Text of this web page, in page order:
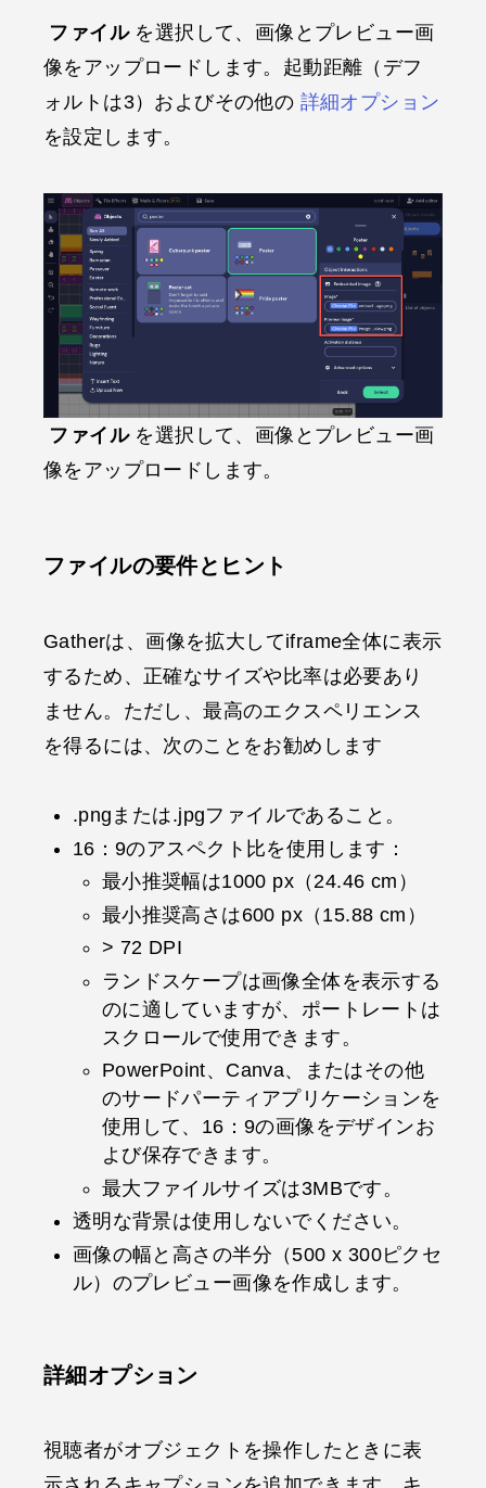
ファイルを選択して、画像とプレビュー画
像をアップロードします。起動距離（デフ
ォルトは3）およびその他の 詳細オプション
を設定します。
ファイルを選択して、画像とプレビュー画
像をアップロードします。
ファイルの要件とヒント
Gatherは、画像を拡大してiframe全体に表示
するため、正確なサイズや比率は必要あり
ません。ただし、最高のエクスペリエンス
を得るには、次のことをお勧めします
.pngまたは.jpgファイルであること。
16：9のアスペクト比を使用します：
最小推奨幅は1000 px（24.46 cm）
最小推奨高さは600 px（15.88 cm）
> 72 DPI
ランドスケープは画像全体を表示する
のに適していますが、ポートレートは
スクロールで使用できます。
PowerPoint、Canva、またはその他
のサードパーティアプリケーションを
使用して、16：9の画像をデザインお
よび保存できます。
最大ファイルサイズは3MBです。
透明な背景は使用しないでください。
画像の幅と高さの半分（500 x 300ピクセ
ル）のプレビュー画像を作成します。
詳細オプション
視聴者がオブジェクトを操作したときに表